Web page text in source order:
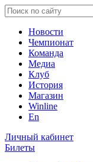
Новости
Чемпионат
Команда
Медиа
Клуб
История
Магазин
Winline
En
Личный кабинет
Билеты